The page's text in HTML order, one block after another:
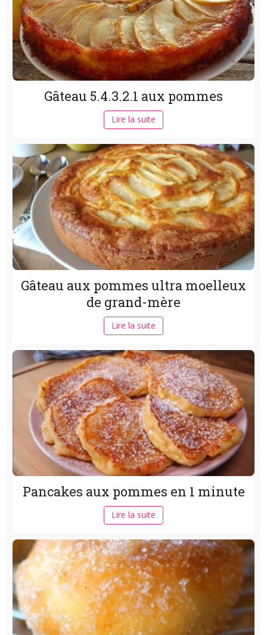
Gâteau 5.4.3.2.1 aux pommes
Lire la suite
Gâteau aux pommes ultra moelleux
de grand-mère
Lire la suite
Pancakes aux pommes en 1 minute
Lire la suite